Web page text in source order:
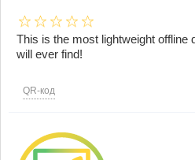
This is the most lightweight offline
will ever find!
QR-код